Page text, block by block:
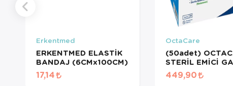
Erkentmed
ERKENTMED ELASTİK
BANDAJ (6CMx100CM)
17,14
OctaCare
(50adet)
STERİL EMİCİ
BEZ 10cm x
WOVEN 2160
449,90